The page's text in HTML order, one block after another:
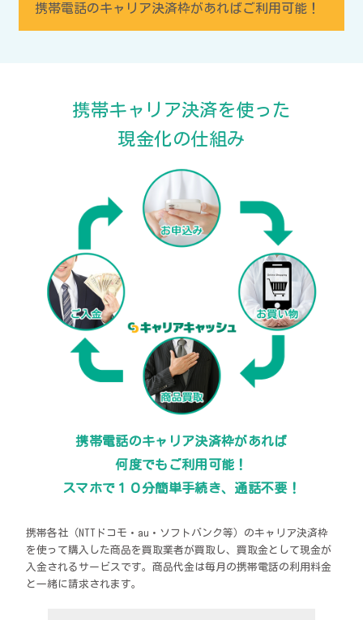
携帯電話のキャリア決済枠があればご利用可能！
携帯キャリア決済を使った
現金化の仕組み
携帯電話のキャリア決済枠があれば
何度でもご利用可能！
スマホで１０分簡単手続き、通話不要！
携帯各社（NTTドコモ・au・ソフトバンク等）のキャリア決済枠
を使って購入した商品を買取業者が買取し、買取金として現金が
入金されるサービスです。商品代金は毎月の携帯電話の利用料金
と一緒に請求されます。